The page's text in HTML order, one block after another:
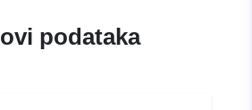
1e2484f99a2a
podataka